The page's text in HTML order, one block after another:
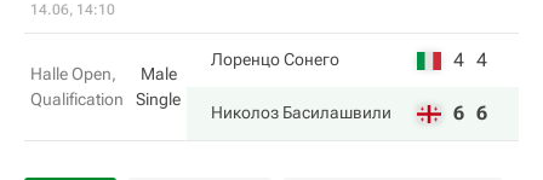
14.06, 14:10
Halle Open,
Qualification
Male
Single
Лоренцо Сонего 4 4
Николоз Басилашвили 6 6